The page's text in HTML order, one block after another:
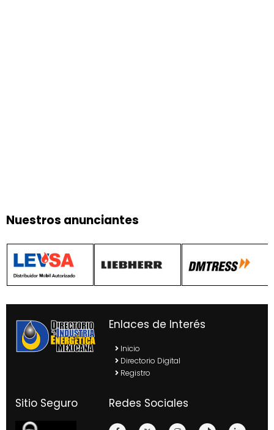
Nuestros anunciantes
Enlaces de Interés
Inicio
Directorio Digital
Registro
Sitio Seguro Redes Sociales